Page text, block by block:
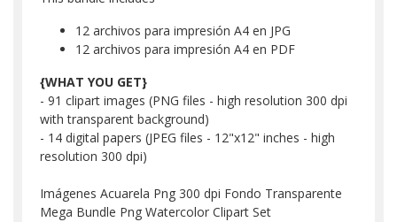
12 archivos para impresión A4 en JPG
12 archivos para impresión A4 en PDF
{WHAT YOU GET}
- 91 clipart images (PNG files - high resolution 300 dpi
with transparent background)
- 14 digital papers (JPEG files - 12"x12" inches - high
resolution 300 dpi)
Imágenes Acuarela Png 300 dpi Fondo Transparente
Mega Bundle Png Watercolor Clipart Set